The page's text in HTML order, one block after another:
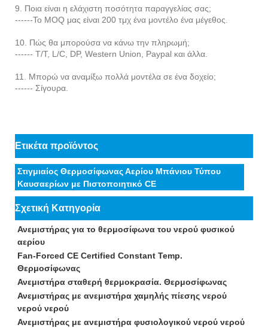
9. Ποια είναι η ελάχιστη ποσότητα παραγγελίας σας;
------Το MOQ μας είναι 200 ​​τμχ ένα μοντέλο ένα μέγεθος.
10. Πώς θα μπορούσα να κάνω την πληρωμή;
------ T/T, L/C, DP, Western Union, Paypal και άλλα.
11. Μπορώ να αναμίξω πολλά μοντέλα σε ένα δοχείο;
------ Σίγουρα.
Ετικέτα προϊόντος
Στιγμιαίος Θερμοσίφωνας Αερίου Μπάνιου Τύπου
Καυσαερίων με Πιστοποιητικό CE
Σχετική Κατηγορία
Ανεμιστήρας για το θερμοσίφωνα του νερού φυσικού
αερίου
Fan-Forced CE Certified Constant Temp.
Θερμοσίφωνας
Ανεμιστήρα σταθερή θερμοκρασία. Θερμοσίφωνας
Ανεμιστήρας με ανεμιστήρα χαμηλής πίεσης νερού
νερού νερού
Ανεμιστήρας με ανεμιστήρα φυσιολογικού νερού νερού